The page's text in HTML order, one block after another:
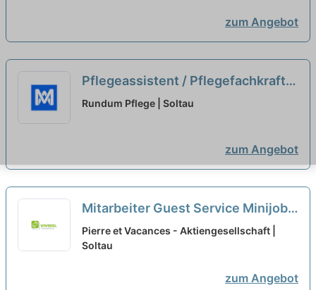
zum Angebot
Pflegeassistent / Pflegefachkraft
(m/w/d) Teilzeit / Minijob - For
Rundum Pflege | Soltau
zum Angebot
Mitarbeiter Guest Service Minijob
m/w/d neu
Pierre et Vacances - Aktiengesellschaft |
Soltau
zum Angebot